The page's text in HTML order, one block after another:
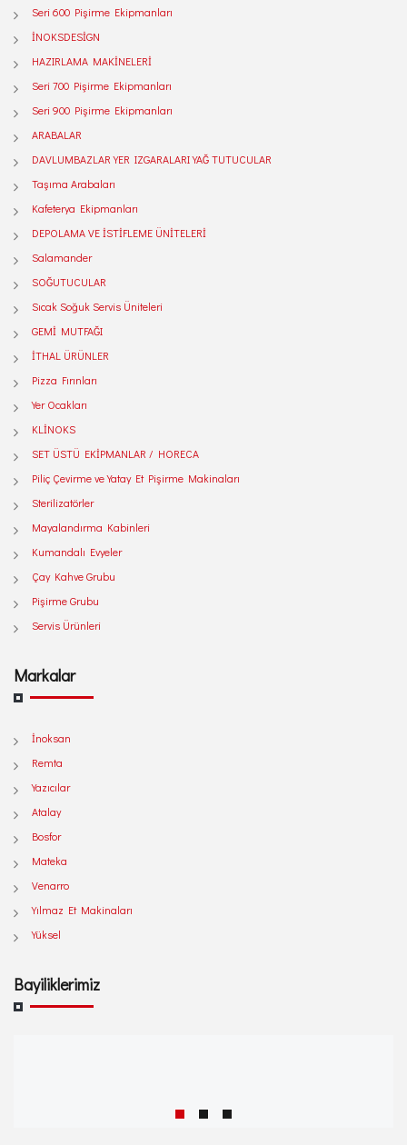
Seri 600 Pişirme Ekipmanları
İNOKSDESİGN
HAZIRLAMA MAKİNELERİ
Seri 700 Pişirme Ekipmanları
Seri 900 Pişirme Ekipmanları
ARABALAR
DAVLUMBAZLAR YER IZGARALARI YAĞ TUTUCULAR
Taşıma Arabaları
Kafeterya Ekipmanları
DEPOLAMA VE İSTİFLEME ÜNİTELERİ
Salamander
SOĞUTUCULAR
Sıcak Soğuk Servis Üniteleri
GEMİ MUTFAĞI
İTHAL ÜRÜNLER
Pizza Fırınları
Yer Ocakları
KLİNOKS
SET ÜSTÜ EKİPMANLAR / HORECA
Piliç Çevirme ve Yatay Et Pişirme Makinaları
Sterilizatörler
Mayalandırma Kabinleri
Kumandalı Evyeler
Çay Kahve Grubu
Pişirme Grubu
Servis Ürünleri
Markalar
İnoksan
Remta
Yazıcılar
Atalay
Bosfor
Mateka
Venarro
Yılmaz Et Makinaları
Yüksel
Bayiliklerimiz